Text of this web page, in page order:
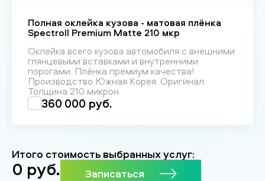
Полная оклейка кузова - матовая плёнка
Spectroll Premium Matte 210 мкр
Оклейка всего кузова автомобиля с внешними
глянцевыми вставками и внутренними
порогами. Плёнка премиум качества!
Производство Южная Корея. Оригинал.
Толщина 210 микрон.
360 000 руб.
Итого стоимость выбранных услуг:
0 руб. Записаться